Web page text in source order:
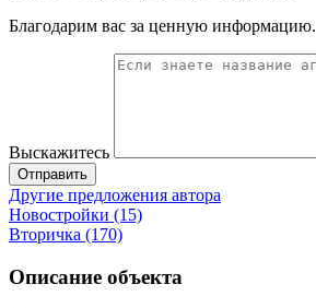
Благодарим вас за ценную информацию.
Выскажитесь
Отправить
Другие предложения автора
Новостройки (15)
Вторичка (170)
Описание объекта